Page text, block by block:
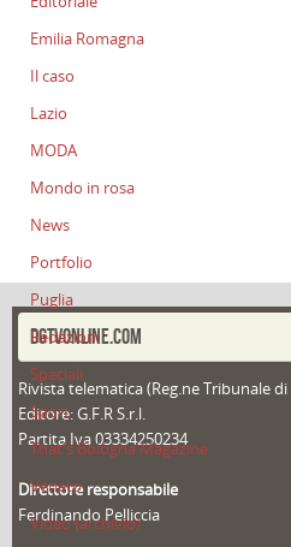
Emilia Romagna
Il caso
Lazio
MODA
Mondo in rosa
News
Portfolio
Puglia
Redazioni
Speciali
Sport
That's Bologna Magazine
Veneto
Video (archivio)
DGTVONLINE.COM
Rivista telematica (Reg.ne Tribunale
Editore: G.F.R S.r.l.
Partita Iva 03334250234
Direttore responsabile
Ferdinando Pelliccia